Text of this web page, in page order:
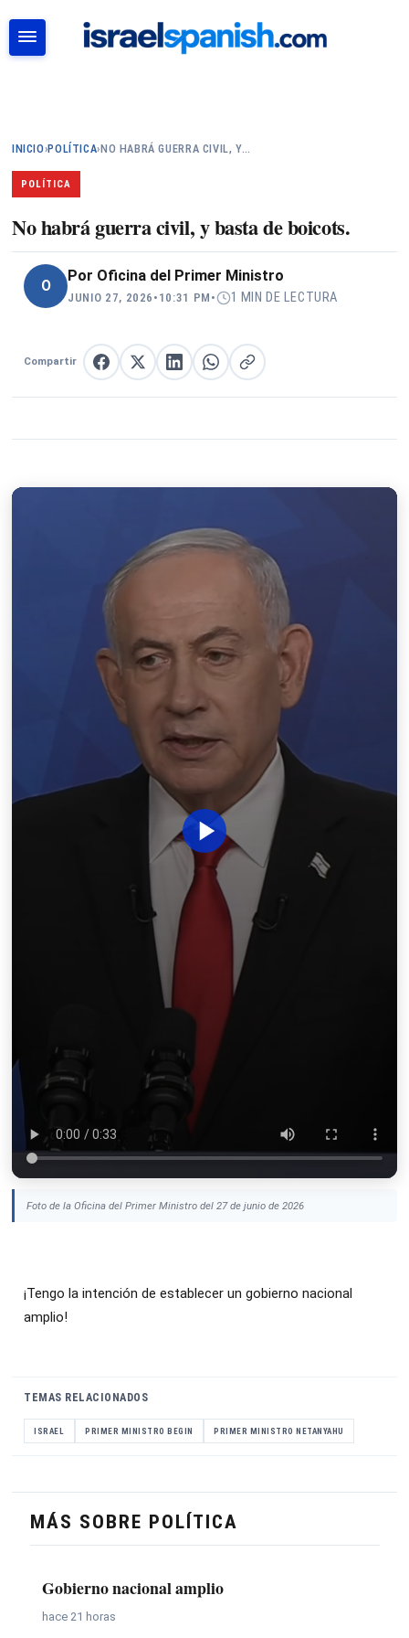
INICIO›POLÍTICA› NO HABRÁ GUERRA CIVIL, Y…
POLÍTICA
No habrá guerra civil, y basta de boicots.
O
Por Oficina del Primer Ministro
JUNIO 27, 2026 • 10:31 PM • 1 MIN DE LECTURA
Compartir Compartir en Facebook
Compartir en X
Compartir en LinkedIn
Compartir en WhatsApp
Copiar enlace
Foto de la Oficina del Primer Ministro del 27 de junio de 2026
¡Tengo la intención de establecer un gobierno nacional
amplio!
TEMAS RELACIONADOS
ISRAEL PRIMER MINISTRO BEGIN PRIMER MINISTRO NETANYAHU
MÁS SOBRE POLÍTICA
Gobierno nacional amplio
hace 21 horas